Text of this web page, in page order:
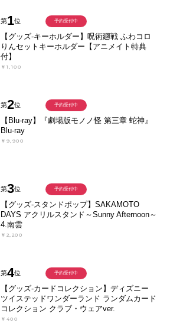
第1位
【グッズ-キーホルダー】呪術廻戦 ふわコロ
りんセットキーホルダー【アニメイト特典
付】
￥1,100
予約受付中
第2位
【Blu-ray】『劇場版モノノ怪 第三章 蛇神』
Blu-ray
￥9,900
予約受付中
第3位
【グッズ-スタンドポップ】SAKAMOTO
DAYS アクリルスタンド～Sunny Afternoon～
4.南雲
￥2,200
予約受付中
第4位
【グッズ-カードコレクション】ディズニー
ツイステッドワンダーランド ランダムカード
コレクション クラブ・ウェアver.
￥400
予約受付中